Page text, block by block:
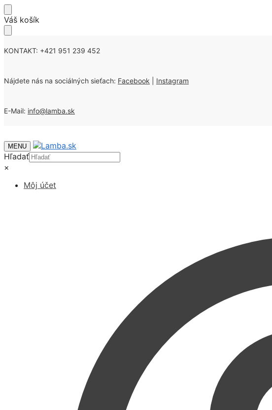
Skip
to
Skip
to
Váš košík
KONTAKT: +421 951 239 452
Nájdete nás na sociálných sieťach: Facebook Instagram
E-Mail: info@lamba.sk
MENU
Hľadať
×
Môj účet